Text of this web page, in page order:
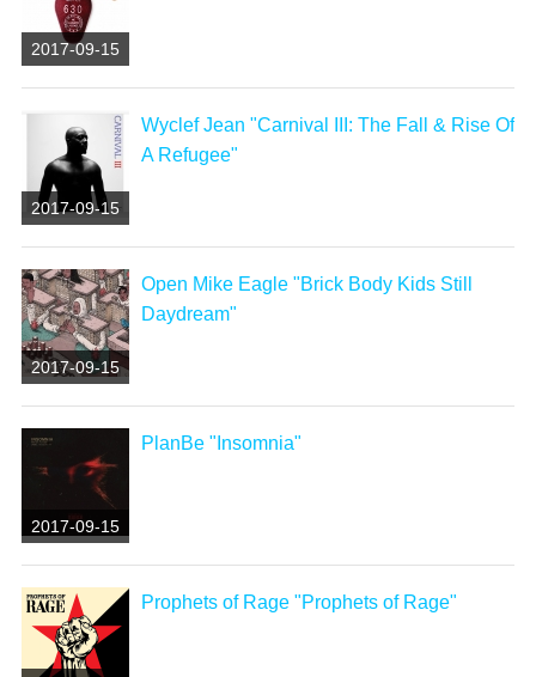
2017-09-15
2017-09-15
Wyclef Jean "Carnival III: The Fall & Rise Of
A Refugee"
2017-09-15
Open Mike Eagle "Brick Body Kids Still
Daydream"
2017-09-15
PlanBe "Insomnia"
Prophets of Rage "Prophets of Rage"